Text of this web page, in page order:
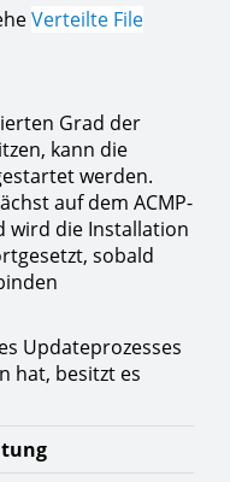
Verteilte File
Grad der
kann die
werden.
auf dem ACMP-
wird die Installation
sobald
Updateprozesses
hat, besitzt es